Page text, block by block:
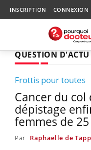
INSCRIPTION CONNEXION
QUESTION D'ACTU
Frottis pour toutes
Cancer du
dépistage
femmes de
Par Raphaëlle de